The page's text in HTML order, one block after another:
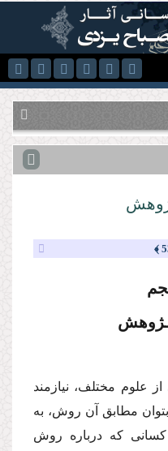
علوم مختلف، نیازمند
مطابق آن روش، به
که درباره روش